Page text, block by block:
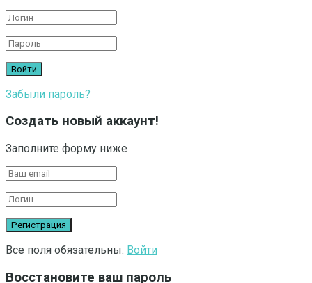
Забыли пароль?
Создать новый аккаунт!
Заполните форму ниже
Все поля обязательны. Войти
Восстановите ваш пароль